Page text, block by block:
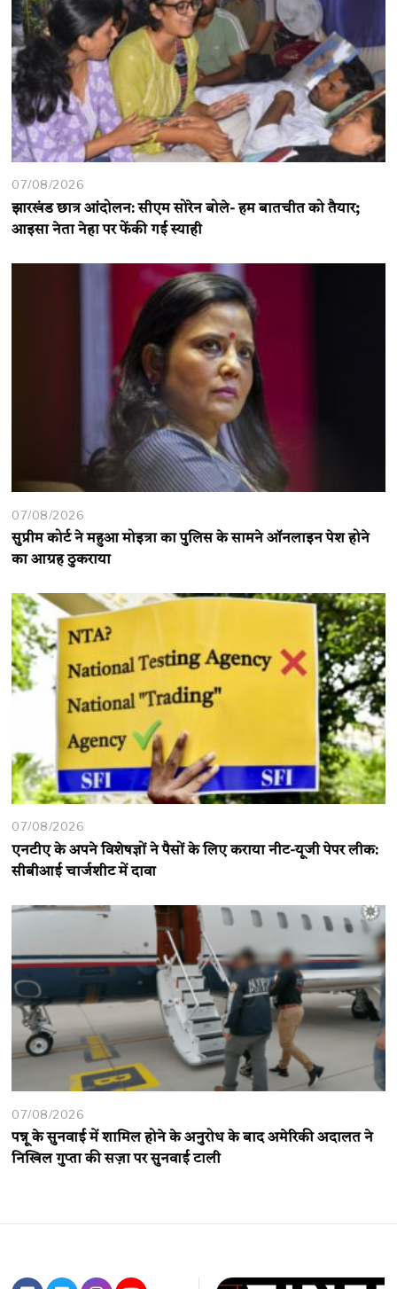
07/08/2026
झारखंड छात्र आंदोलन: सीएम सोरेन बोले- हम बातचीत को तैयार;
आइसा नेता नेहा पर फेंकी गई स्याही
07/08/2026
सुप्रीम कोर्ट ने महुआ मोइत्रा का पुलिस के सामने ऑनलाइन पेश होने
का आग्रह ठुकराया
07/08/2026
एनटीए के अपने विशेषज्ञों ने पैसों के लिए कराया नीट-यूजी पेपर लीक:
सीबीआई चार्जशीट में दावा
07/08/2026
पन्नू के सुनवाई में शामिल होने के अनुरोध के बाद अमेरिकी अदालत ने
निखिल गुप्ता की सज़ा पर सुनवाई टाली